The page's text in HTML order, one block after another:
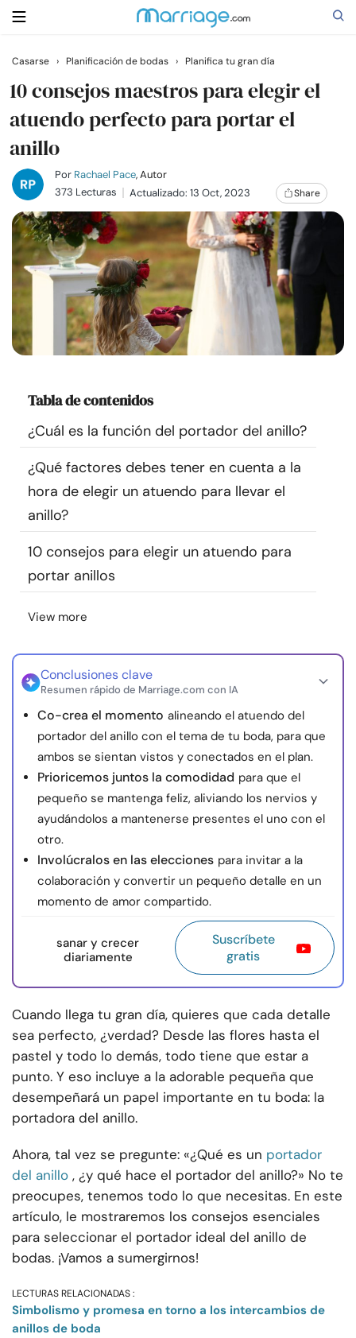
Buscar
Casarse
Relaciones
Familia
Ayuda
Cursos
Comunidad
Encuentra un terapeuta
Idioma
Sobre nosotros Contáctanos
nosotros
© Copyright 2026. Todos los derechos reservados.
Casarse › Planificación de bodas › Planifica tu gran día
10 consejos maestros para elegir el
atuendo perfecto para portar el
anillo
Por Rachael Pace, Autor
373 Lecturas
Actualizado: 13 Oct, 2023 Share
Tabla de contenidos
¿Cuál es la función del portador del anillo?
¿Qué factores debes tener en cuenta a la
hora de elegir un atuendo para llevar el
anillo?
10 consejos para elegir un atuendo para
portar anillos
View more
Conclusiones clave
Resumen rápido de Marriage.com con IA
Co-crea el momento alineando el atuendo del
portador del anillo con el tema de tu boda, para que
ambos se sientan vistos y conectados en el plan.
Prioricemos juntos la comodidad para que el
pequeño se mantenga feliz, aliviando los nervios y
ayudándolos a mantenerse presentes el uno con el
otro.
Involúcralos en las elecciones para invitar a la
colaboración y convertir un pequeño detalle en un
momento de amor compartido.
sanar y crecer
diariamente
Suscríbete
gratis
Cuando llega tu gran día, quieres que cada detalle
sea perfecto, ¿verdad? Desde las flores hasta el
pastel y todo lo demás, todo tiene que estar a
punto. Y eso incluye a la adorable pequeña que
desempeñará un papel importante en tu boda: la
portadora del anillo.
Ahora, tal vez se pregunte: «¿Qué es un portador
del anillo , ¿y qué hace el portador del anillo?» No te
preocupes, tenemos todo lo que necesitas. En este
artículo, le mostraremos los consejos esenciales
para seleccionar el portador ideal del anillo de
bodas. ¡Vamos a sumergirnos!
LECTURAS RELACIONADAS :
Simbolismo y promesa en torno a los intercambios de
anillos de boda